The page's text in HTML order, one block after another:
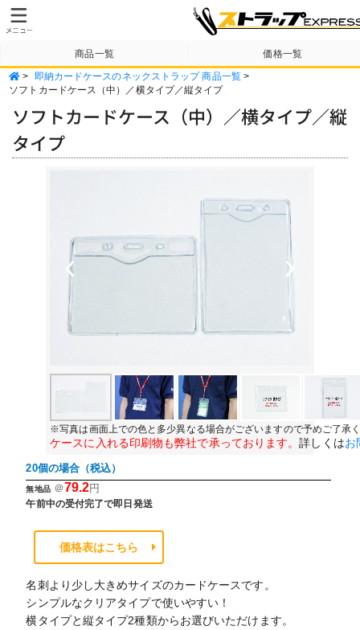
商品一覧 価格一覧
納期・送料について
> 即納カードケースのネックストラップ 商品一覧>
ソフトカードケース（中）／横タイプ／縦タイプ
ソフトカードケース（中）／横タイプ／縦
タイプ
Previous Next
※写真は画面上での色と多少異なる場合がございますので予めご了承
ケースに入れる印刷物も弊社で承っております。詳しくはお
20個の場合（税込）
無地品 ＠79.2円
午前中の受付完了で即日発送
価格表はこちら
名刺より少し大きめサイズのカードケースです。
シンプルなクリアタイプで使いやすい！
横タイプと縦タイプ2種類からお選びいただけます。